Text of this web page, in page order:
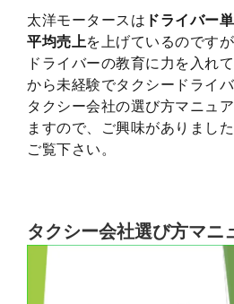
太洋モータースは ドライバー
平均売上を上げているのです
ドライバーの教育に力を入れ
から未経験でタクシードライ
タクシー会社の選び方マニュ
ますので、ご興味がありまし
ご覧下さい。
タクシー会社選び方マニ